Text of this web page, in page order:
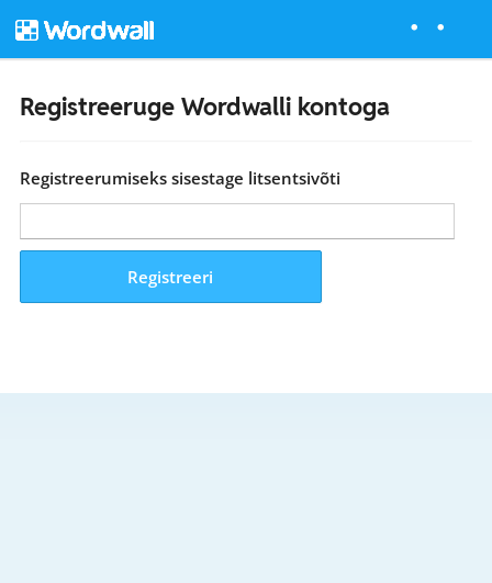
Registreeruge Wordwalli kontoga
Registreerumiseks sisestage litsentsivõti
Registreeri